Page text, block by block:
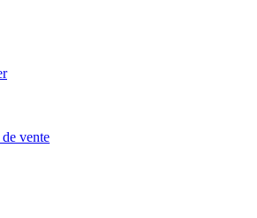
vente